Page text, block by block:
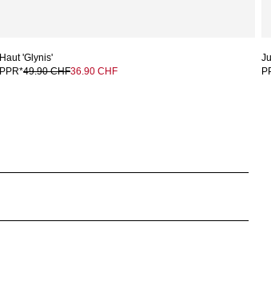
Haut 'Glynis'
PPR*49.90 CHF36.90 CHF